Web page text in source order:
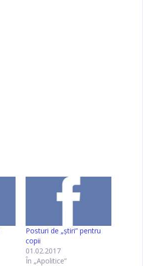
Posturi de „ştiri” pentru
copii
01.02.2017
În „Apolitice”